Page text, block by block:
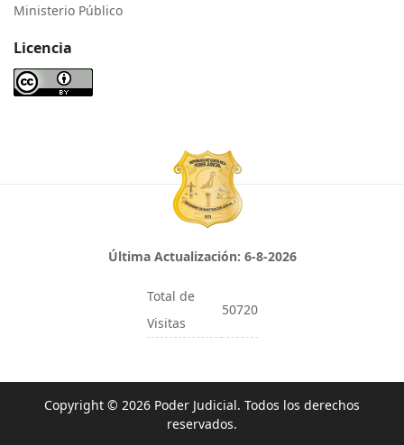
Ministerio Público
Licencia
Última Actualización: 6-8-2026
Total de
Visitas
50720
Copyright © 2026 Poder Judicial. Todos los derechos
reservados.